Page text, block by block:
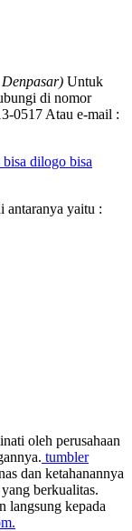
Untuk
di nomor
0517 Atau e-mail :
dilogo bisa
antaranya yaitu :
oleh perusahaan
tumbler
dan ketahanannya
berkualitas.
langsung kepada